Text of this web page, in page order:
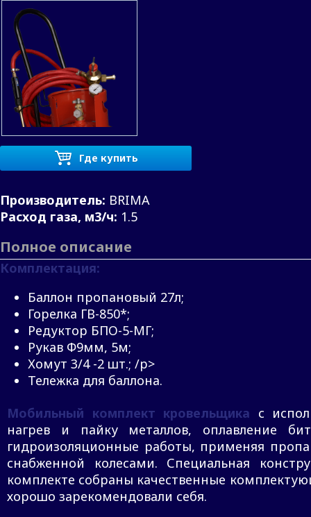
Где купить
Производитель: BRIMA
Расход газа, м3/ч: 1.5
Полное описание
Комплектация:
Баллон пропановый 27л;
Горелка ГВ-850*;
Редуктор БПО-5-МГ;
Рукав Ф9мм, 5м;
Хомут 3/4 -2 шт.; /p>
Тележка для баллона.
Мобильный комплект кровельщика с
нагрев и пайку металлов, оплавление
гидроизоляционные работы, применяя
снабженной колесами. Специальная
комплекте собраны качественные
хорошо зарекомендовали себя.